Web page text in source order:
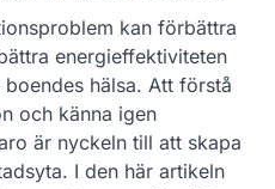
kan förbättra
energieffektiviteten
hälsa. Att förstå
och känna igen
är nyckeln till att skapa
I den här artikeln